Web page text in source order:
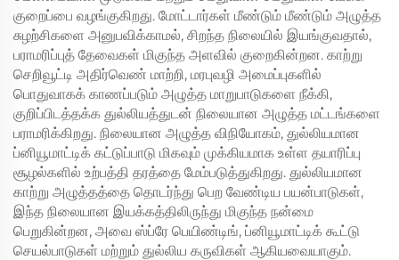
குறைப்பை வழங்குகிறது. மோட்டார்கள் மீண்டும் மீண்டும் அழுத்த
சுழற்சிகளை அனுபவிக்காமல், சிறந்த நிலையில் இயங்குவதால்,
பராமரிப்புத் தேவைகள் மிகுந்த அளவில் குறைகின்றன. காற்று
செறிவூட்டி அதிர்வெண் மாற்றி, மரபுவழி அமைப்புகளில்
பொதுவாகக் காணப்படும் அழுத்த மாறுபாடுகளை நீக்கி,
குறிப்பிடத்தக்க துல்லியத்துடன் நிலையான அழுத்த மட்டங்களை
பராமரிக்கிறது. நிலையான அழுத்த விநியோகம், துல்லியமான
ப்னியூமாட்டிக் கட்டுப்பாடு மிகவும் முக்கியமாக உள்ள தயாரிப்பு
சூழல்களில் உற்பத்தி தரத்தை மேம்படுத்துகிறது. துல்லியமான
காற்று அழுத்தத்தை தொடர்ந்து பெற வேண்டிய பயன்பாடுகள்,
இந்த நிலையான இயக்கத்திலிருந்து மிகுந்த நன்மை
பெறுகின்றன, அவை ஸ்ப்ரே பெயிண்டிங், ப்னியூமாட்டிக் கூட்டு
செயல்பாடுகள் மற்றும் துல்லிய கருவிகள் ஆகியவையாகும்.